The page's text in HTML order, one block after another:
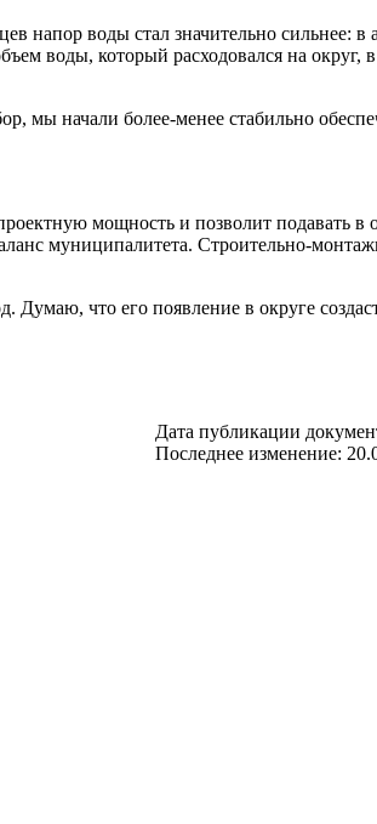
напор воды стал значительно сильнее:
воды, который расходовался на округ,
мы начали более-менее стабильно
мощность и позволит подавать
муниципалитета. Строительно-
что его появление в округе
Дата публикации
Последнее изменение: